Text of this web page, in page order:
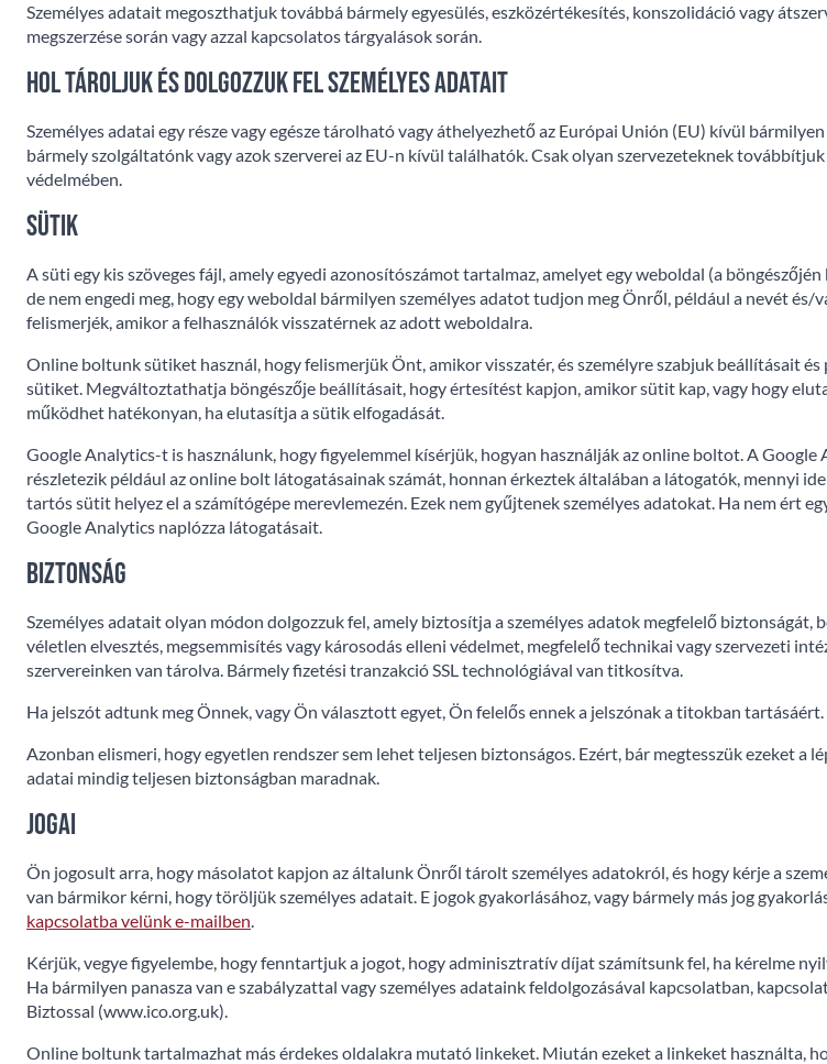
Személyes adatait megoszthatjuk továbbá bármely egyesülés, eszközértékesítés, konszolidáció vagy
megszerzése során vagy azzal kapcsolatos tárgyalások során.
Hol tároljuk és dolgozzuk fel személyes adatait
Személyes adatai egy része vagy egésze tárolható vagy áthelyezhető az Európai Unión (EU) kívül
bármely szolgáltatónk vagy azok szerverei az EU-n kívül találhatók. Csak olyan szervezeteknek
védelmében.
Sütik
A süti egy kis szöveges fájl, amely egyedi azonosítószámot tartalmaz, amelyet egy weboldal (a
de nem engedi meg, hogy egy weboldal bármilyen személyes adatot tudjon meg Önről, például a nevét
felismerjék, amikor a felhasználók visszatérnek az adott weboldalra.
Online boltunk sütiket használ, hogy felismerjük Önt, amikor visszatér, és személyre szabjuk beállításait
sütiket. Megváltoztathatja böngészője beállításait, hogy értesítést kapjon, amikor sütit kap, vagy hogy
működhet hatékonyan, ha elutasítja a sütik elfogadását.
Google Analytics-t is használunk, hogy figyelemmel kísérjük, hogyan használják az online boltot. A
részletezik például az online bolt látogatásainak számát, honnan érkeztek általában a látogatók, mennyi
tartós sütit helyez el a számítógépe merevlemezén. Ezek nem gyűjtenek személyes adatokat. Ha nem ért
Google Analytics naplózza látogatásait.
Biztonság
Személyes adatait olyan módon dolgozzuk fel, amely biztosítja a személyes adatok megfelelő
véletlen elvesztés, megsemmisítés vagy károsodás elleni védelmet, megfelelő technikai vagy szervezeti
szervereinken van tárolva. Bármely fizetési tranzakció SSL technológiával van titkosítva.
Ha jelszót adtunk meg Önnek, vagy Ön választott egyet, Ön felelős ennek a jelszónak a titokban tartásáért.
Azonban elismeri, hogy egyetlen rendszer sem lehet teljesen biztonságos. Ezért, bár megtesszük ezeket a
adatai mindig teljesen biztonságban maradnak.
Jogai
Ön jogosult arra, hogy másolatot kapjon az általunk Önről tárolt személyes adatokról, és hogy kérje a
van bármikor kérni, hogy töröljük személyes adatait. E jogok gyakorlásához, vagy bármely más jog
kapcsolatba velünk e-mailben.
Kérjük, vegye figyelembe, hogy fenntartjuk a jogot, hogy adminisztratív díjat számítsunk fel, ha kérelme
Ha bármilyen panasza van e szabályzattal vagy személyes adataink feldolgozásával kapcsolatban,
Biztossal (www.ico.org.uk).
Online boltunk tartalmazhat más érdekes oldalakra mutató linkeket. Miután ezeket a linkeket használta,